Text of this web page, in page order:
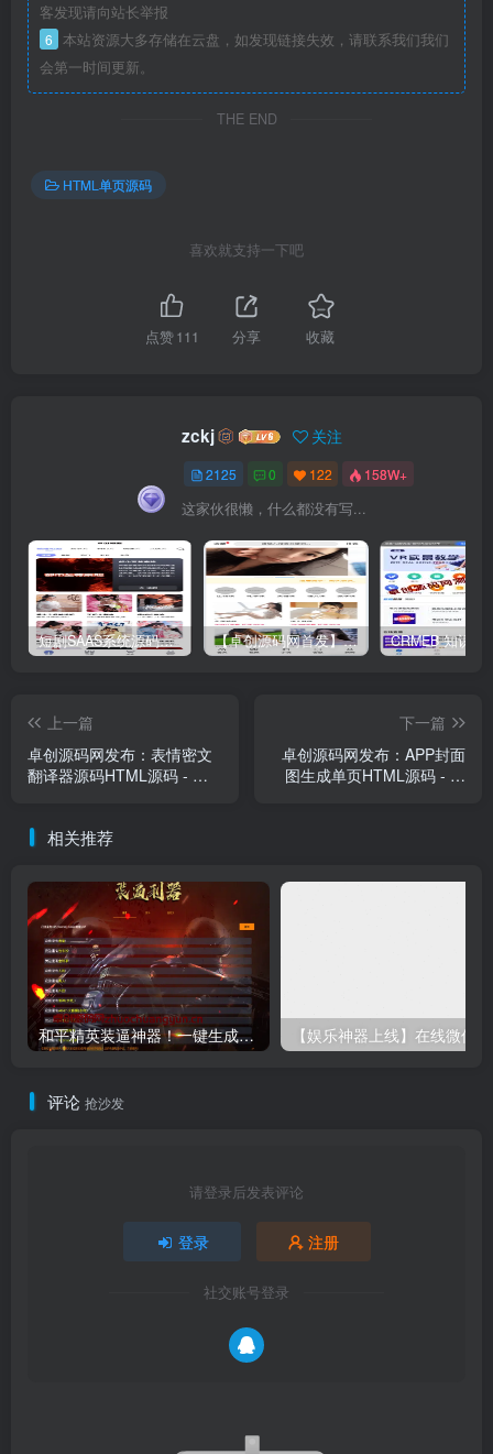
客发现请向站长举报
6 本站资源大多存储在云盘，如发现链接失效，请联系我们我们
会第一时间更新。
THE END
HTML单页源码
喜欢就支持一下吧
点赞111 分享 收藏
zckj 关注
2125 0 122 158W+
这家伙很懒，什么都没有写...
短剧SAAS系统源码｜多端分销+云存储+多租户架构 【卓创源码网首发】全开源视频打赏系统源码｜双模板+代理分站+易支付对接｜API全面修复｜站长盈利利器！​
上一篇
卓创源码网发布：表情密文
翻译器源码HTML源码 - 跨
安全通讯解决方案
下一篇
卓创源码网发布：APP封面
图生成单页HTML源码 - 在
相关推荐
和平精英装逼神器！一键生成彩色字体代码单页源码下载｜手机电脑即用-卓创源码网
评论 抢沙发
请登录后发表评论
登录 注册
社交账号登录